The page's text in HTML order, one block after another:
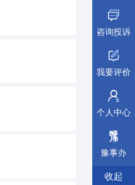
咨询投诉
我要评价
个人中心
豫事办
收起